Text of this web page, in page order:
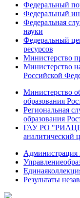
Федеральный
Федеральный
Федеральная
науки
Федеральный
ресурсов
Министерство
Министерство
Российской
Министерство
образования
Региональная
образования
ГАУ РО
аналитический
Администрация
Результаты